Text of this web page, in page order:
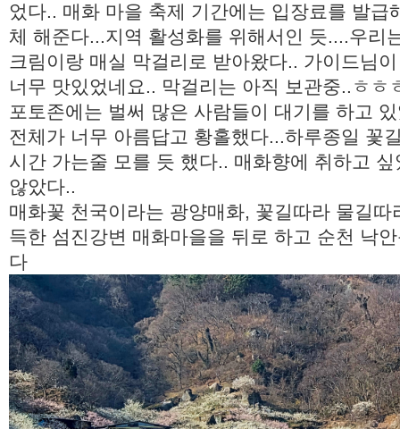
었다.. 매화 마을 축제 기간에는 입장료를 발
체 해준다...지역 활성화를 위해서인 듯....우리
크림이랑 매실 막걸리로 받아왔다.. 가이드님
너무 맛있었네요.. 막걸리는 아직 보관중..ㅎㅎ
포토존에는 벌써 많은 사람들이 대기를 하고
전체가 너무 아름답고 황홀했다...하루종일 꽃
시간 가는줄 모를 듯 했다.. 매화향에 취하고
않았다..
매화꽃 천국이라는 광양매화, 꽃길따라 물길
득한 섬진강변 매화마을을 뒤로 하고 순천 낙
다